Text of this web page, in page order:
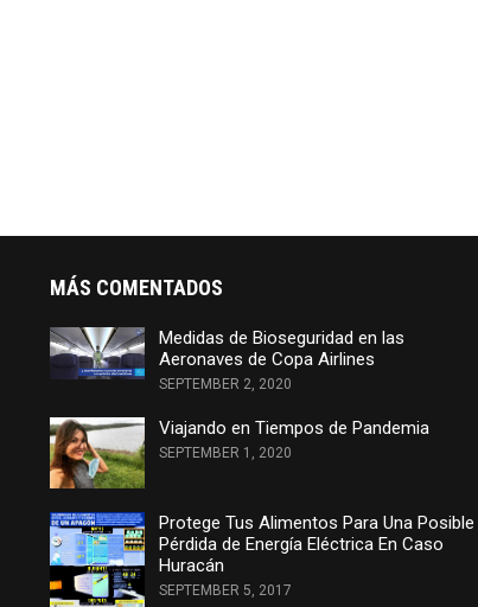
MÁS COMENTADOS
Medidas de Bioseguridad en las
Aeronaves de Copa Airlines
SEPTEMBER 2, 2020
Viajando en Tiempos de Pandemia
SEPTEMBER 1, 2020
Protege Tus Alimentos Para Una Posible
Pérdida de Energía Eléctrica En Caso
Huracán
SEPTEMBER 5, 2017